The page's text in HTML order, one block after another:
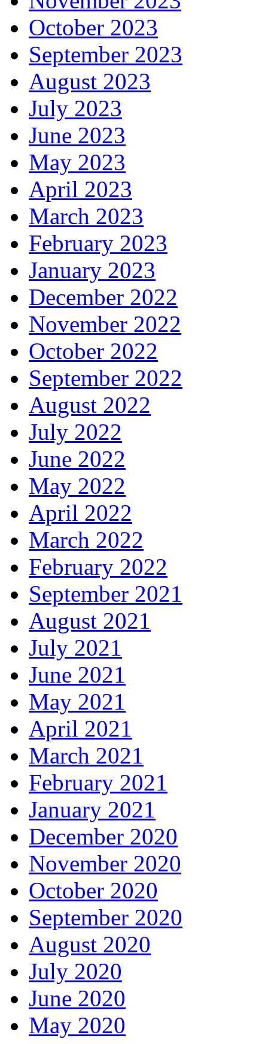
October 2023
September 2023
August 2023
July 2023
June 2023
May 2023
April 2023
March 2023
February 2023
January 2023
December 2022
November 2022
October 2022
September 2022
August 2022
July 2022
June 2022
May 2022
April 2022
March 2022
February 2022
September 2021
August 2021
July 2021
June 2021
May 2021
April 2021
March 2021
February 2021
January 2021
December 2020
November 2020
October 2020
September 2020
August 2020
July 2020
June 2020
May 2020